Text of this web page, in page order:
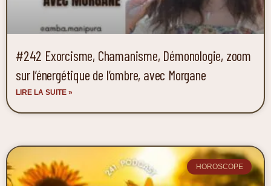
#242 Exorcisme, Chamanisme, Démonologie, zoom
sur l’énergétique de l’ombre, avec Morgane
LIRE LA SUITE »
HOROSCOPE